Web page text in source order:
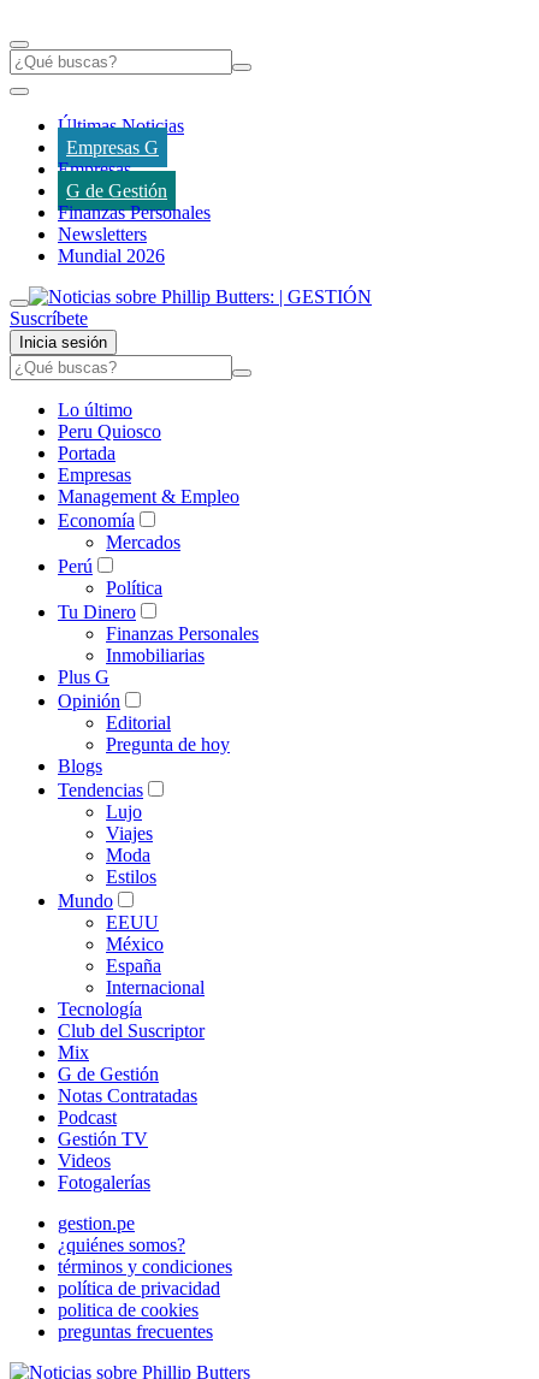
Últimas Noticias
Empresas G
Empresas
G de Gestión
Finanzas Personales
Newsletters
Mundial 2026
Suscríbete
Inicia sesión
Lo último
Peru Quiosco
Portada
Empresas
Management & Empleo
Economía
Mercados
Perú
Política
Tu Dinero
Finanzas Personales
Inmobiliarias
Plus G
Opinión
Editorial
Pregunta de hoy
Blogs
Tendencias
Lujo
Viajes
Moda
Estilos
Mundo
EEUU
México
España
Internacional
Tecnología
Club del Suscriptor
Mix
G de Gestión
Notas Contratadas
Podcast
Gestión TV
Videos
Fotogalerías
gestion.pe
¿quiénes somos?
términos y condiciones
política de privacidad
politica de cookies
preguntas frecuentes